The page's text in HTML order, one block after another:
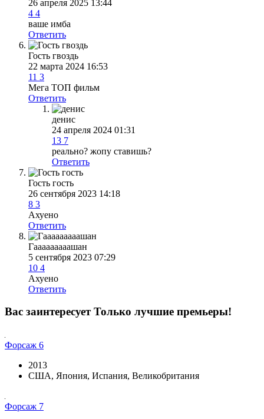
26 апреля 2025 13:44
4 4
ваше имба
Ответить
Гость гвоздь
22 марта 2024 16:53
11 3
Мега ТОП фильм
Ответить
денис
24 апреля 2024 01:31
13 7
реально? жопу ставишь?
Ответить
Гость гость
26 сентября 2023 14:18
8 3
Ахуено
Ответить
Гааааааааашан
5 сентября 2023 07:29
10 4
Ахуено
Ответить
Вас заинтересуетТолько лучшие премьеры!
Форсаж 6
2013
США, Япония, Испания, Великобритания
Форсаж 7